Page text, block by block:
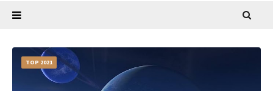
TOP 2021